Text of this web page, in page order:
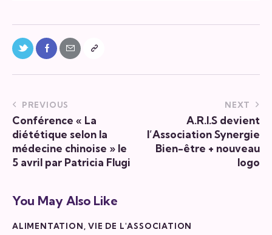
PREVIOUS
Conférence « La
diététique selon la
médecine chinoise » le
5 avril par Patricia Flugi
NEXT
A.R.I.S devient
l’Association Synergie
Bien-être + nouveau
logo
You May Also Like
ALIMENTATION ,VIE DE L'ASSOCIATION